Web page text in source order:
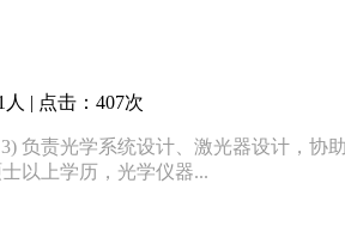
| 点击：407次
负责光学系统设计、激光器设计，协
以上学历，光学仪器...